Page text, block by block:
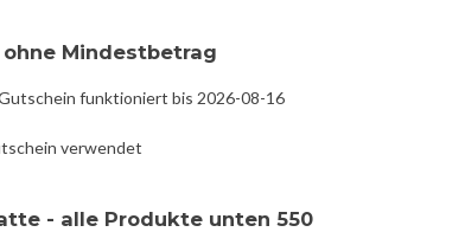
Mindestbetrag
funktioniert bis 2026-08-16
verwendet
- alle Produkte unten 550